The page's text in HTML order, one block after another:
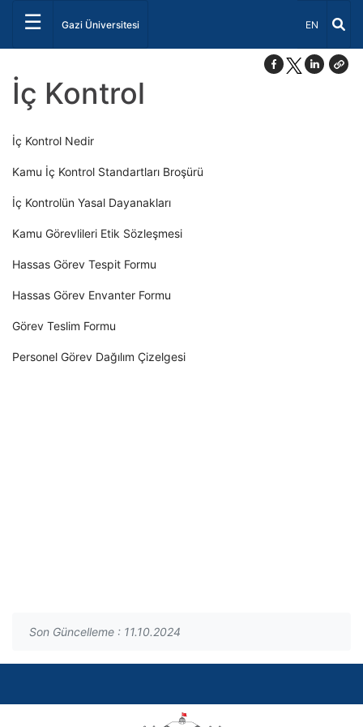
☰ Gazi Üniversitesi Dil Seçiniz
EN
İç Kontrol
İç Kontrol Nedir
Kamu İç Kontrol Standartları Broşürü
İç Kontrolün Yasal Dayanakları
Kamu Görevlileri Etik Sözleşmesi
Hassas Görev Tespit Formu
Hassas Görev Envanter Formu
Görev Teslim Formu
Personel Görev Dağılım Çizelgesi
Son Güncelleme : 11.10.2024